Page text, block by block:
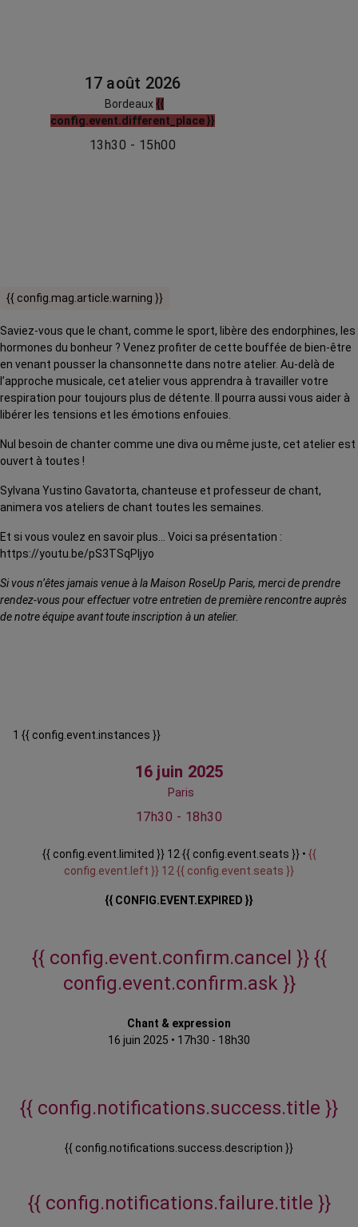
17 août 2026
Bordeaux {{
config.event.different_place }}
13h30 - 15h00
{{ config.mag.article.warning }}
Saviez-vous que le chant, comme le sport, libère des endorphines, les
hormones du bonheur ? Venez profiter de cette bouffée de bien-être
en venant pousser la chansonnette dans notre atelier. Au-delà de
l’approche musicale, cet atelier vous apprendra à travailler votre
respiration pour toujours plus de détente. Il pourra aussi vous aider à
libérer les tensions et les émotions enfouies.
Nul besoin de chanter comme une diva ou même juste, cet atelier est
ouvert à toutes !
Sylvana Yustino Gavatorta, chanteuse et professeur de chant,
animera vos ateliers de chant toutes les semaines.
Et si vous voulez en savoir plus… Voici sa présentation :
https://youtu.be/pS3TSqPljyo
Si vous n’êtes jamais venue à la Maison RoseUp Paris, merci de prendre
rendez-vous pour effectuer votre entretien de première rencontre auprès
de notre équipe avant toute inscription à un atelier.
1 {{ config.event.instances }}
16 juin 2025
Paris
17h30 - 18h30
{{ config.event.limited }} 12 {{ config.event.seats }} • {{
config.event.left }} 12 {{ config.event.seats }}
{{ CONFIG.EVENT.EXPIRED }}
{{ config.event.confirm.cancel }} {{
config.event.confirm.ask }}
Chant & expression
16 juin 2025 • 17h30 - 18h30
{{ config.notifications.success.title }}
{{ config.notifications.success.description }}
{{ config.notifications.failure.title }}